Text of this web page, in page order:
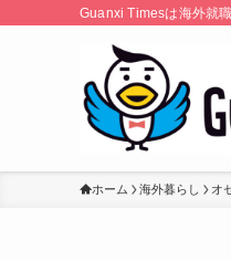
Guanxi Timesは海外就
ホーム 海外暮らし オ